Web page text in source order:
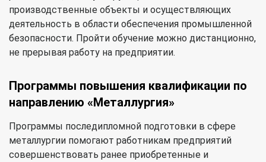
производственные объекты и осуществляющих
деятельность в области обеспечения промышленной
безопасности. Пройти обучение можно дистанционно,
не прерывая работу на предприятии.
Программы повышения квалификации по
направлению «Металлургия»
Программы последипломной подготовки в сфере
металлургии помогают работникам предприятий
совершенствовать ранее приобретенные и